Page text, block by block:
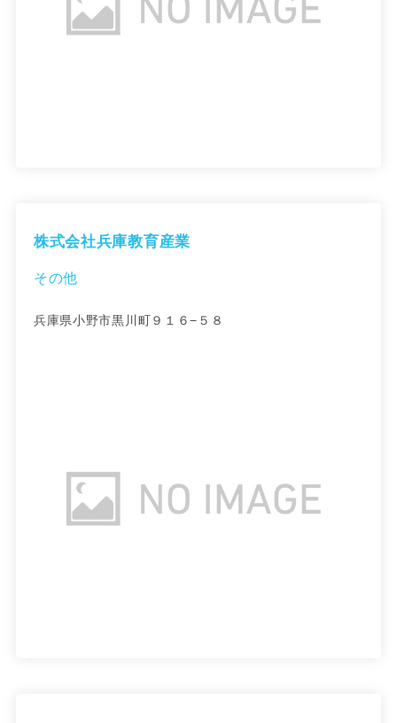
株式会社兵庫教育産業
その他
兵庫県小野市黒川町９１６−５８